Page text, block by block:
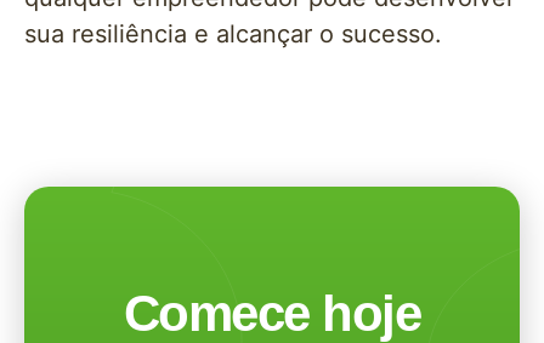
sua resiliência e alcançar o sucesso.
Comece hoje